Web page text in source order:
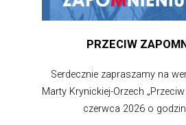
PRZECIW
Serdecznie zapraszamy na
Marty Krynickiej-Orzech
czerwca 2026 o